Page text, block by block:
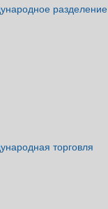
разделение
торговля